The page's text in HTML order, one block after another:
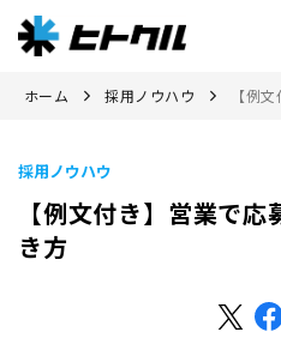
ホーム 採用ノウハウ 【例
採用ノウハウ
【例文付き】営業で
き方